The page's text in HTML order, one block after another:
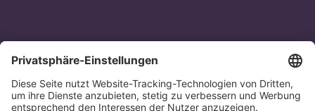
Abonnieren Sie unseren Newsletter
Jetzt anmelden